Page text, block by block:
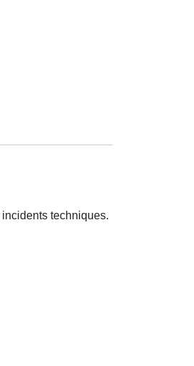
techniques.